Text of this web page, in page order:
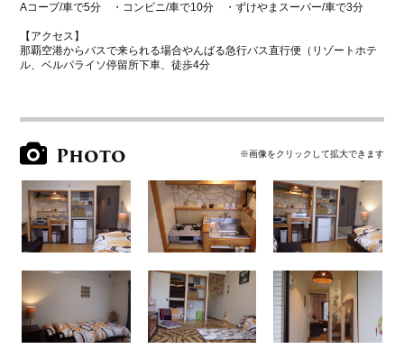
Aコープ/車で5分 ・コンビニ/車で10分 ・ずけやまスーパー/車で3分
【アクセス】
那覇空港からバスで来られる場合やんばる急行バス直行便（リゾートホテ
ル、ベルパライソ停留所下車、徒歩4分
Photo ※画像をクリックして拡大できます